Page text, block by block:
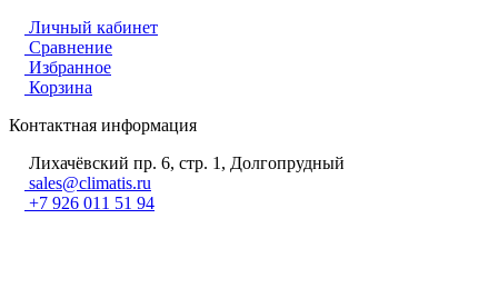
Личный кабинет
Сравнение
Избранное
Корзина
Контактная информация
Лихачёвский пр. 6, стр. 1, Долгопрудный
sales@climatis.ru
+7 926 011 51 94